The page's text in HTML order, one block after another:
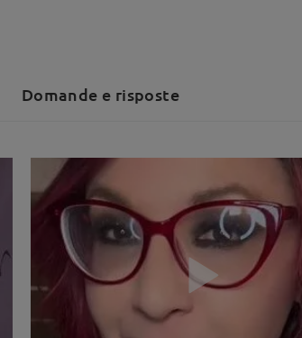
Domande e risposte